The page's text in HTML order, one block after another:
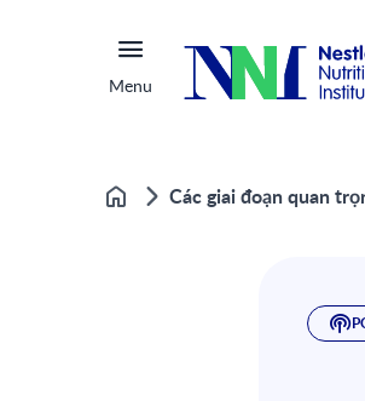
Menu
Home Các giai đoạn quan